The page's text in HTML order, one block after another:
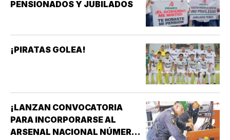
PENSIONADOS Y JUBILADOS
¡PIRATAS GOLEA!
¡LANZAN CONVOCATORIA
PARA INCORPORARSE AL
ARSENAL NACIONAL NÚMERO